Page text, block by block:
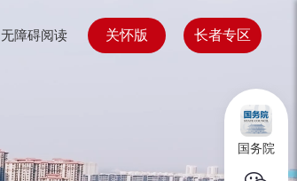
国务院
无障碍阅读 关怀版 长者专区